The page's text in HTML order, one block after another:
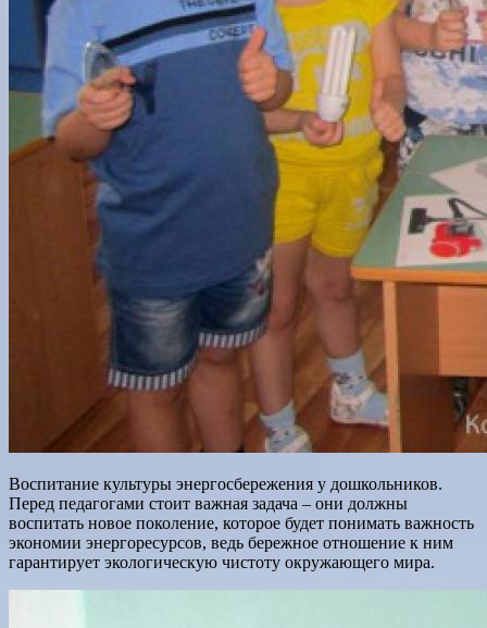
Воспитание культуры энергосбережения у дошкольников.
Перед педагогами стоит важная задача – они должны
воспитать новое поколение, которое будет понимать важность
экономии энергоресурсов, ведь бережное отношение к ним
гарантирует экологическую чистоту окружающего мира.